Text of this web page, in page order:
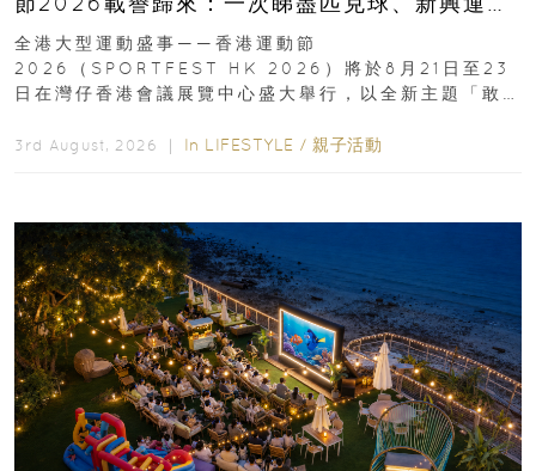
動、街舞比賽＋逾百運動品牌展覽
全港大型運動盛事——香港運動節
2026（SPORTFEST HK 2026）將於8月21日至23
日在灣仔香港會議展覽中心盛大舉行，以全新主題「敢
3rd August, 2026 ｜ In LIFESTYLE / 親子活動